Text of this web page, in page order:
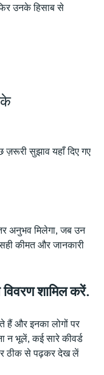
उनके हिसाब से
सुझाव यहाँ दिए गए
अनुभव मिलेगा, जब उन
कीमत और जानकारी
शामिल करें.
हैं और इनका लोगों पर
न भूलें, कई सारे कीवर्ड
ठीक से पढ़कर देख लें